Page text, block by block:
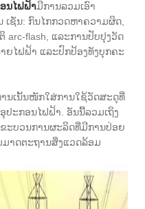
ນໄຟຟ້າມີການລວມເອົາ
ຊັ່ນ: ກົນໄກກວດຫາຄວາມຜິດ,
arc-flash, ແລະການປັບປຸງວັດ
ຍໄຟຟ້າ ແລະປົກປ້ອງທັງບຸກຄະ
ນເນັ້ນໜັກໃສ່ການໃຊ້ວັດສະດຸທີ່
ະກອນໄຟຟ້າ. ອັນນີ້ລວມເຖິງ
ະບວນການຜະລິດທີ່ມີການປ່ອຍ
າດຕະຖານສິ່ງແວດລ້ອມ